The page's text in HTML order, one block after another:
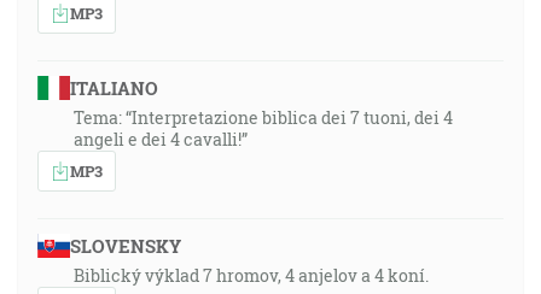
MP3
ITALIANO
Tema: “Interpretazione biblica dei 7 tuoni, dei 4
angeli e dei 4 cavalli!”
MP3
SLOVENSKY
Biblický výklad 7 hromov, 4 anjelov a 4 koní.